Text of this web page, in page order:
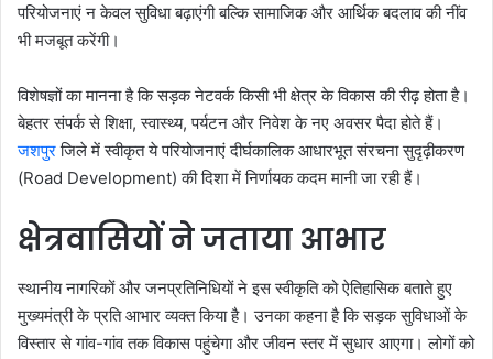
परियोजनाएं न केवल सुविधा बढ़ाएंगी बल्कि सामाजिक और आर्थिक बदलाव की नींव
भी मजबूत करेंगी।
विशेषज्ञों का मानना है कि सड़क नेटवर्क किसी भी क्षेत्र के विकास की रीढ़ होता है।
बेहतर संपर्क से शिक्षा, स्वास्थ्य, पर्यटन और निवेश के नए अवसर पैदा होते हैं।
जशपुरजिले में स्वीकृत ये परियोजनाएं दीर्घकालिक आधारभूत संरचना सुदृढ़ीकरण
(Road Development) की दिशा में निर्णायक कदम मानी जा रही हैं।
क्षेत्रवासियों ने जताया आभार
स्थानीय नागरिकों और जनप्रतिनिधियों ने इस स्वीकृति को ऐतिहासिक बताते हुए
मुख्यमंत्री के प्रति आभार व्यक्त किया है। उनका कहना है कि सड़क सुविधाओं के
विस्तार से गांव-गांव तक विकास पहुंचेगा और जीवन स्तर में सुधार आएगा। लोगों को